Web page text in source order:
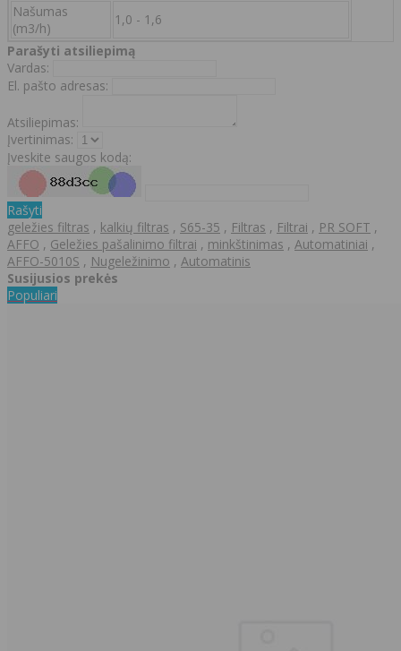
Našumas
(m3/h)
1,0 - 1,6
Parašyti atsiliepimą
Vardas:
El. pašto adresas:
Atsiliepimas:
Įvertinimas:
Įveskite saugos kodą:
Rašyti
geležies filtras , kalkių filtras , S65-35 , Filtras , Filtrai , PR SOFT ,
AFFO , Geležies pašalinimo filtrai , minkštinimas , Automatiniai ,
AFFO-5010S , Nugeležinimo , Automatinis
Susijusios prekės
Populiari